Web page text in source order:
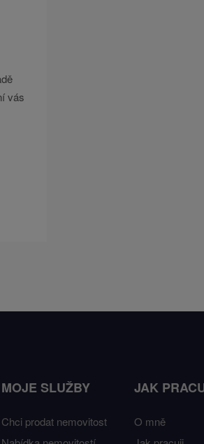
vás
MOJE SLUŽBY
Chci prodat nemovitost
JAK
O mně